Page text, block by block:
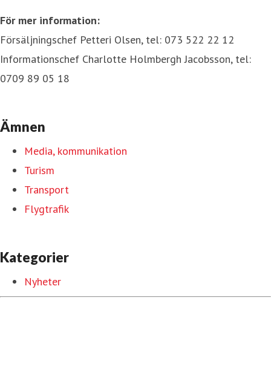
För mer information:
Försäljningschef Petteri Olsen, tel: 073 522 22 12
Informationschef Charlotte Holmbergh Jacobsson, tel:
0709 89 05 18
Ämnen
Media, kommunikation
Turism
Transport
Flygtrafik
Kategorier
Nyheter